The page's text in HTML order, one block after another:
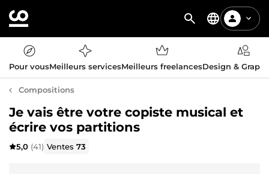
Pour vousMeilleurs servicesMeilleurs freelancesDesign &
Compositions
Je vais être votre copiste musical et
écrire vos partitions
5,0 (41) Ventes73